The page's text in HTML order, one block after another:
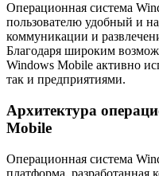
Операционная система
пользователю удобный и
коммуникации и
Благодаря широким
Windows Mobile активно
так и предприятиями.
Архитектура
Mobile
Операционная система
платформа, разработанная